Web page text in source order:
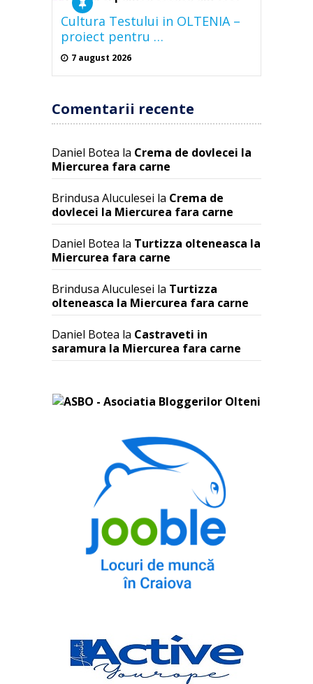
Cultura Testului in OLTENIA –
proiect pentru …
7 august 2026
Comentarii recente
Daniel Botea la Crema de dovlecei la
Miercurea fara carne
Brindusa Aluculesei la Crema de
dovlecei la Miercurea fara carne
Daniel Botea la Turtizza olteneasca la
Miercurea fara carne
Brindusa Aluculesei la Turtizza
olteneasca la Miercurea fara carne
Daniel Botea la Castraveti in
saramura la Miercurea fara carne